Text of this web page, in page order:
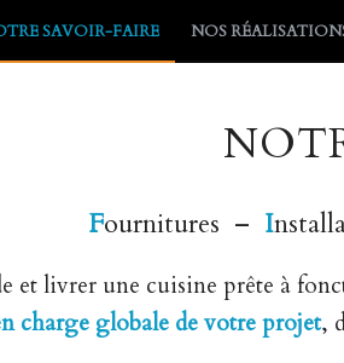
SAVOIR-FAIRE NOS
Fournitures – I
et livrer une cuisine prête à
charge globale de votre projet,